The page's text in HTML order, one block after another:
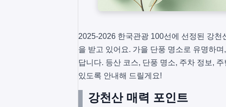
2025-2026 한국관광 100선에 선정된 강
을 받고 있어요. 가을 단풍 명소로 유명하
답니다. 등산 코스, 단풍 명소, 주차 정보,
있도록 안내해 드릴게요!
강천산 매력 포인트